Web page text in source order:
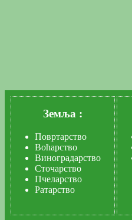
Земља :
Повртарство
Воћарство
Виноградарство
Сточарство
Пчеларство
Ратарство